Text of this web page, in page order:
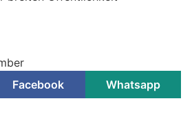
Facebook Whatsapp